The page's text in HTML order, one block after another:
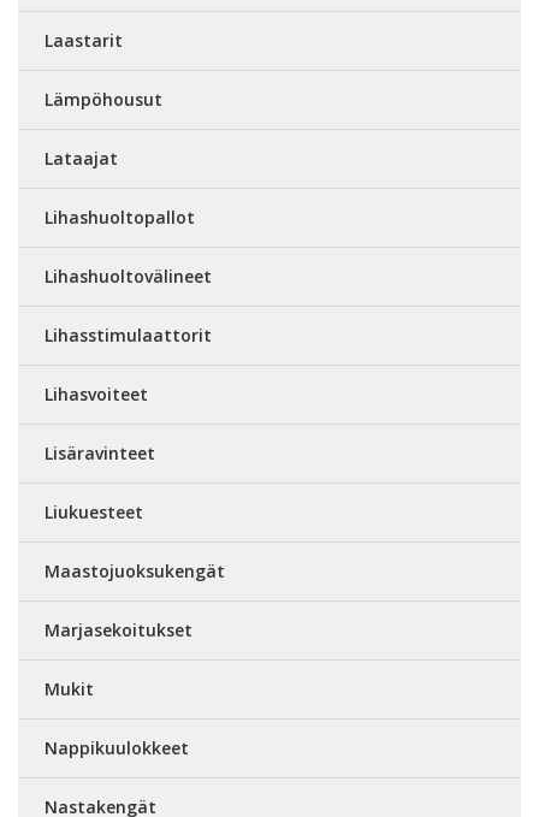
Laastarit
Lämpöhousut
Lataajat
Lihashuoltopallot
Lihashuoltovälineet
Lihasstimulaattorit
Lihasvoiteet
Lisäravinteet
Liukuesteet
Maastojuoksukengät
Marjasekoitukset
Mukit
Nappikuulokkeet
Nastakengät